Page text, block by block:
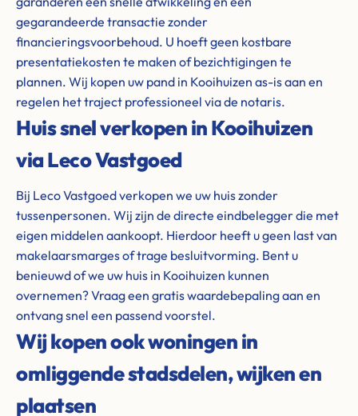
gegarandeerde transactie zonder
financieringsvoorbehoud. U hoeft geen kostbare
presentatiekosten te maken of bezichtigingen te
plannen. Wij kopen uw pand in Kooihuizen as-is aan en
regelen het traject professioneel via de notaris.
Huis snel verkopen in Kooihuizen
via Leco Vastgoed
Bij Leco Vastgoed verkopen we uw huis zonder
tussenpersonen. Wij zijn de directe eindbelegger die met
eigen middelen aankoopt. Hierdoor heeft u geen last van
makelaarsmarges of trage besluitvorming. Bent u
benieuwd of we uw huis in Kooihuizen kunnen
overnemen? Vraag een gratis waardebepaling aan en
ontvang snel een passend voorstel.
Wij kopen ook woningen in
omliggende stadsdelen, wijken en
plaatsen